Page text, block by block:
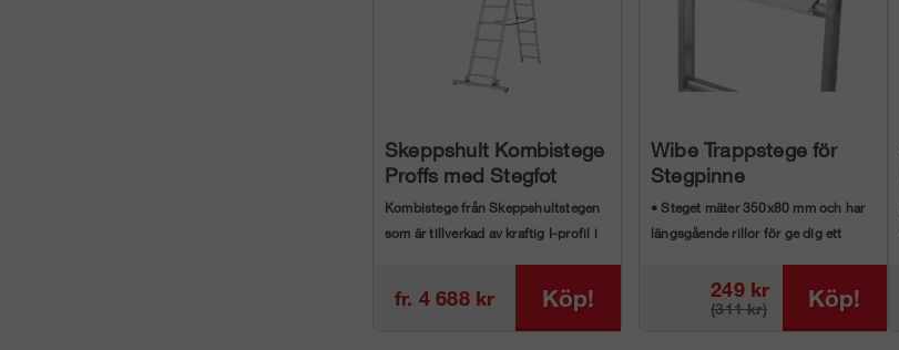
Skeppshult Kombistege
Proffs med Stegfot
Kombistege från Skeppshultstegen
som är tillverkad av kraftig I-profil i
fr. 4 688 kr Köp!
Wibe Trappstege för
Stegpinne
• Steget mäter 350x80 mm och har
längsgående rillor för ge dig ett
249 kr
(311 kr) Köp!